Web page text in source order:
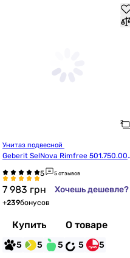
Geberit SelNova Rimfree 501.750.00.
1, с сиденьем с крышкой
5 отзывов
7 983 грн Хочешь дешевле?
+239бонусов
Купить О товаре
5 5 5 5 5